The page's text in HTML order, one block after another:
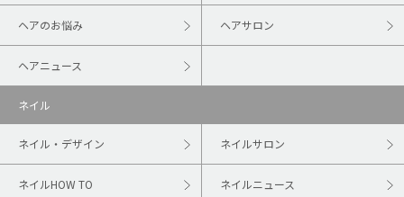
ヘアのお悩み ヘアサロン
ヘアニュース
ネイル
ネイル・デザイン ネイルサロン
ネイルHOW TO ネイルニュース